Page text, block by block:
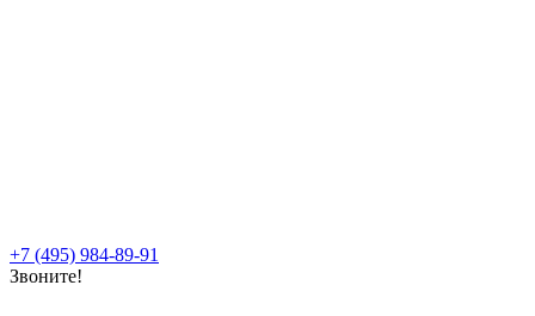
+7 (495) 984-89-91
Звоните!